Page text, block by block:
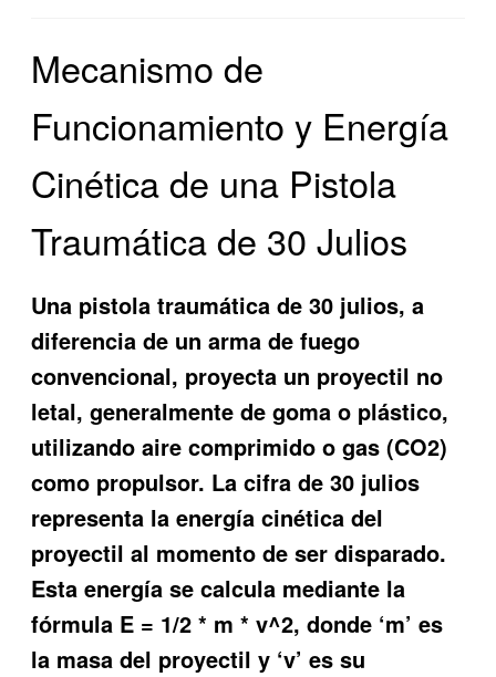
Mecanismo de
Funcionamiento y Energía
Cinética de una Pistola
Traumática de 30 Julios
Una pistola traumática de 30 julios, a
diferencia de un arma de fuego
convencional, proyecta un proyectil no
letal, generalmente de goma o plástico,
utilizando aire comprimido o gas (CO2)
como propulsor. La cifra de 30 julios
representa la energía cinética del
proyectil al momento de ser disparado.
Esta energía se calcula mediante la
fórmula E = 1/2 * m * v^2, donde ‘m’ es
la masa del proyectil y ‘v’ es su